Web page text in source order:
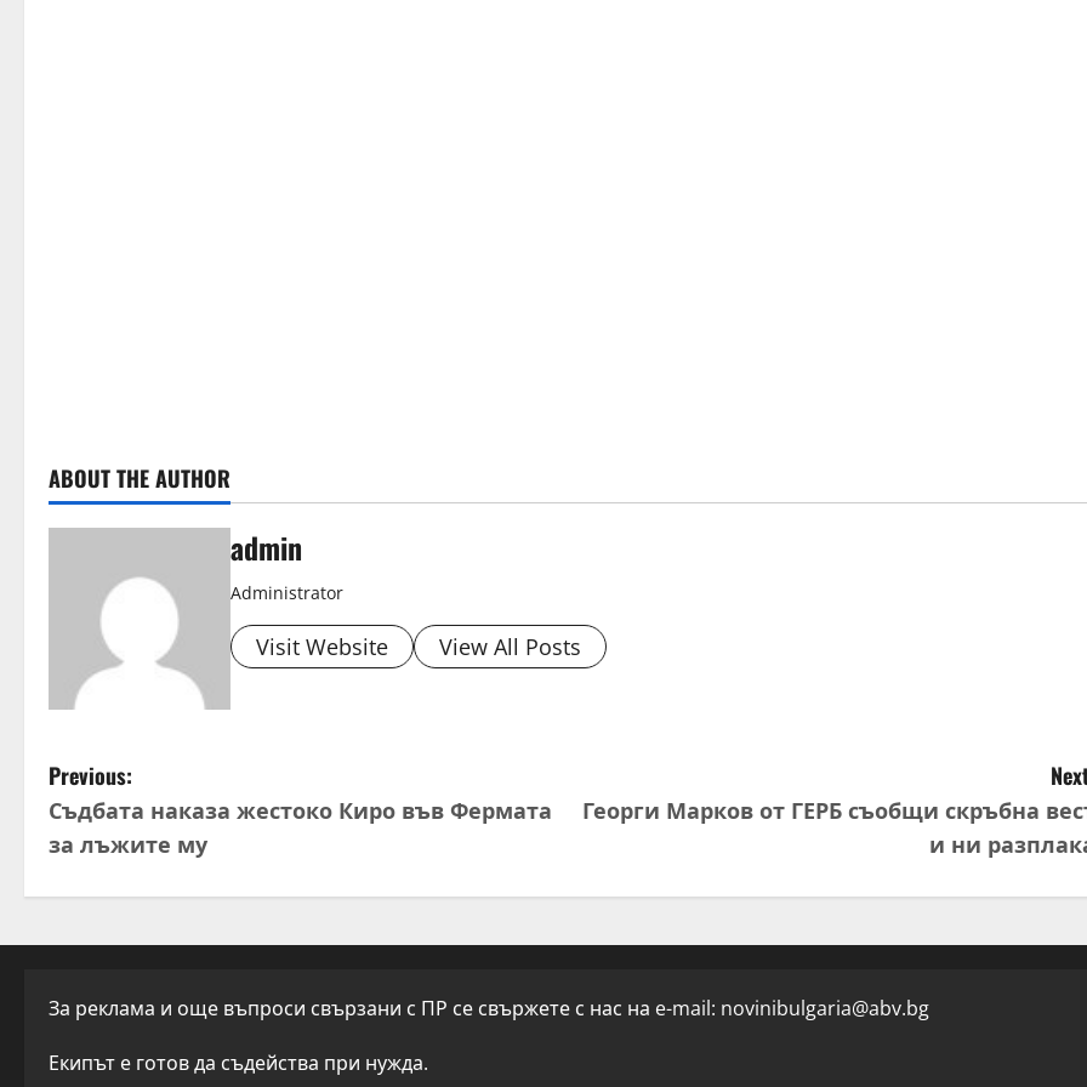
ABOUT THE AUTHOR
admin
Administrator
Visit Website View All Posts
P
o
s
t
n
Previous:
Съдбата наказа жестоко Киро във Фермата
за лъжите му
Георги Марков от ГЕРБ съобщи скръбна
и ни
За реклама и още въпроси свързани с ПР се свържете с нас на e-mail: novinibulgaria@abv.bg
Екипът е готов да съдейства при нужда.